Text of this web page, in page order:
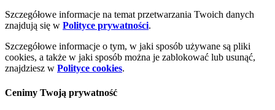
Szczegółowe informacje na temat przetwarzania Twoich danych
znajdują się w Polityce prywatności.
Szczegółowe informacje o tym, w jaki sposób używane są pliki
cookies, a także w jaki sposób można je zablokować lub usunąć,
znajdziesz w Polityce cookies.
Cenimy Twoją prywatność